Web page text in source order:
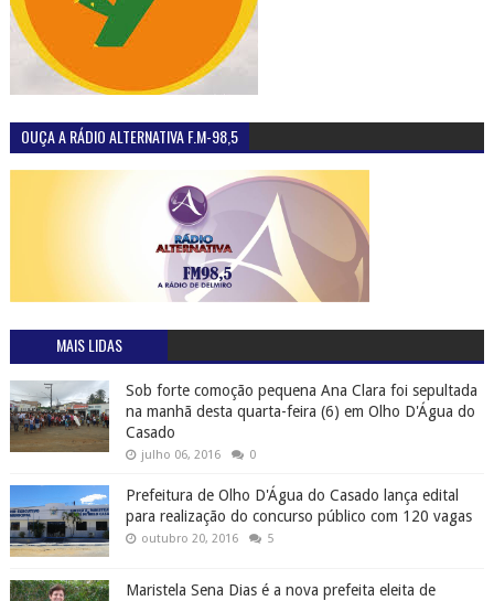
OUÇA A RÁDIO ALTERNATIVA F.M-98,5
MAIS LIDAS
Sob forte comoção pequena Ana Clara foi sepultada
na manhã desta quarta-feira (6) em Olho D'Água do
Casado
julho 06, 2016 0
Prefeitura de Olho D'Água do Casado lança edital
para realização do concurso público com 120 vagas
outubro 20, 2016 5
Maristela Sena Dias é a nova prefeita eleita de